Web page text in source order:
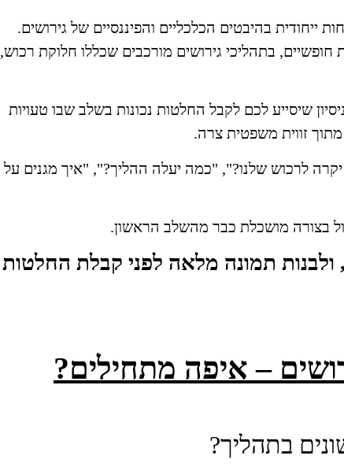
עם התמחות ייחודית בהיבטים הכלכליים והפיננסיים של גירושים.
חופשיים, בתהליכי גירושים מורכבים שכללו חלוקת רכוש,
שיסייע לכם לקבל החלטות נכונות בשלב שבו טעויות
זווית משפטית צרה.
לרכוש שלנו?", "כמה יעלה ההליך?", "איך מגנים על
בצורה מושכלת כבר מהשלב הראשון.
תמונה מלאה לפני קבלת החלטות
– איפה מתחילים?
בתהליך?